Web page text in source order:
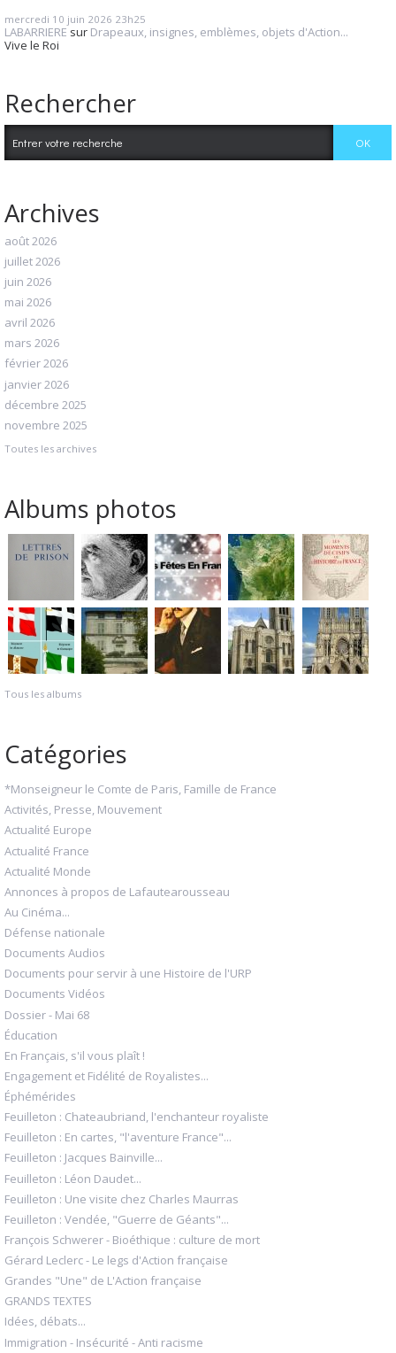
mercredi 10 juin 2026 23h25
LABARRIERE sur Drapeaux, insignes, emblèmes, objets d'Action...
Vive le Roi
Rechercher
Archives
août 2026
juillet 2026
juin 2026
mai 2026
avril 2026
mars 2026
février 2026
janvier 2026
décembre 2025
novembre 2025
Toutes les archives
Albums photos
Tous les albums
Catégories
*Monseigneur le Comte de Paris, Famille de France
Activités, Presse, Mouvement
Actualité Europe
Actualité France
Actualité Monde
Annonces à propos de Lafautearousseau
Au Cinéma...
Défense nationale
Documents Audios
Documents pour servir à une Histoire de l'URP
Documents Vidéos
Dossier - Mai 68
Éducation
En Français, s'il vous plaît !
Engagement et Fidélité de Royalistes...
Éphémérides
Feuilleton : Chateaubriand, l'enchanteur royaliste
Feuilleton : En cartes, "l'aventure France"...
Feuilleton : Jacques Bainville...
Feuilleton : Léon Daudet...
Feuilleton : Une visite chez Charles Maurras
Feuilleton : Vendée, "Guerre de Géants"...
François Schwerer - Bioéthique : culture de mort
Gérard Leclerc - Le legs d'Action française
Grandes "Une" de L'Action française
GRANDS TEXTES
Idées, débats...
Immigration - Insécurité - Anti racisme